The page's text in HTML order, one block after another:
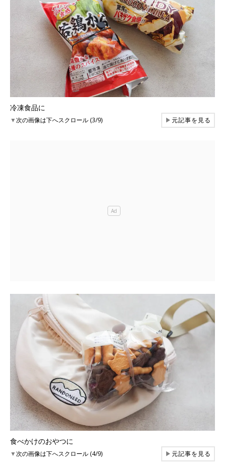
冷凍食品に
▼次の画像は下へスクロール (3/9) ▶元記事を見る
食べかけのおやつに
▼次の画像は下へスクロール (4/9) ▶元記事を見る